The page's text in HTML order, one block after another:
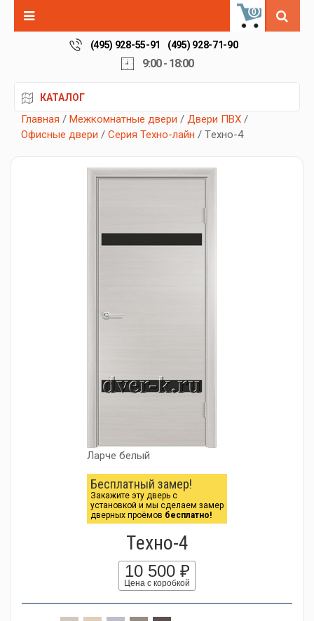
0
(495) 928-55-91 (495) 928-71-90
9:00 - 18:00
КАТАЛОГ
Главная / Межкомнатные двери / Двери ПВХ /
Офисные двери / Серия Техно-лайн / Tехно-4
Ларче белый
Бесплатный замер!
Закажите эту дверь с
установкой и мы сделаем замер
дверных проёмов бесплатно!
Tехно-4
10 500 ₽
Цена с коробкой